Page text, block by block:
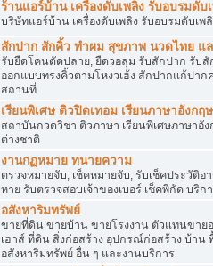
ร้านแอร์บ้าน เครื่องดับเพลิง รับอบรมดับ
บริษัทแอร์บ้าน เครื่องดับเพลิง รับอบรมดับเพ
สักปาก สักคิ้ว ทำผม สุขภาพ นวดไทย แ
รับยืดโคนดัดปลาย, ยืดวอลุ่ม รับสักปาก รับ
ออกแบบทรงคิ้วตามโหงวเฮ้ง สักปากแก้ปา
สถานที่
เรียนพิเศษ ติวปิดเทอม เรียนภาษาอังกฤ
สถาบันกวดวิชา ติวภาษา เรียนพิเศษภาษาอั
ต่างชาติ
งานกฏหมาย ทนายความ
ตรวจหมายจับ, เช็คหมายจับ, รับเช็คประวัติ
หาย รับตรวจสอบเจ้าของเบอร์ เช็คพิกัด บริ
อสังหาริมทรัพย์
ขายที่ดิน ขายบ้าน ขายโรงงาน ตัวแทนขาย
เฮาส์ ที่ดิน สิ่งก่อสร้าง อุปกรณ์ก่อสร้าง บ้าน
อสังหาริมทรัพย์ อื่น ๆ และงานบริการ